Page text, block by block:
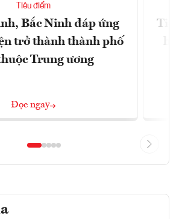
Tiêu điểm
Bắc Ninh đáp ứng
trở thành thành phố
Trung ương
Đọc ngay